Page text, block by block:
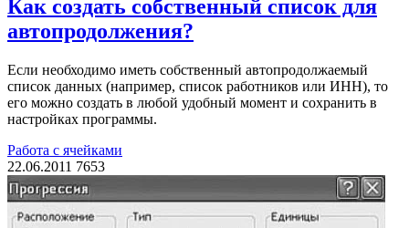
Как создать собственный список для
автопродолжения?
Если необходимо иметь собственный автопродолжаемый
список данных (например, список работников или ИНН), то
его можно создать в любой удобный момент и сохранить в
настройках программы.
Работа с ячейками
22.06.2011 7653